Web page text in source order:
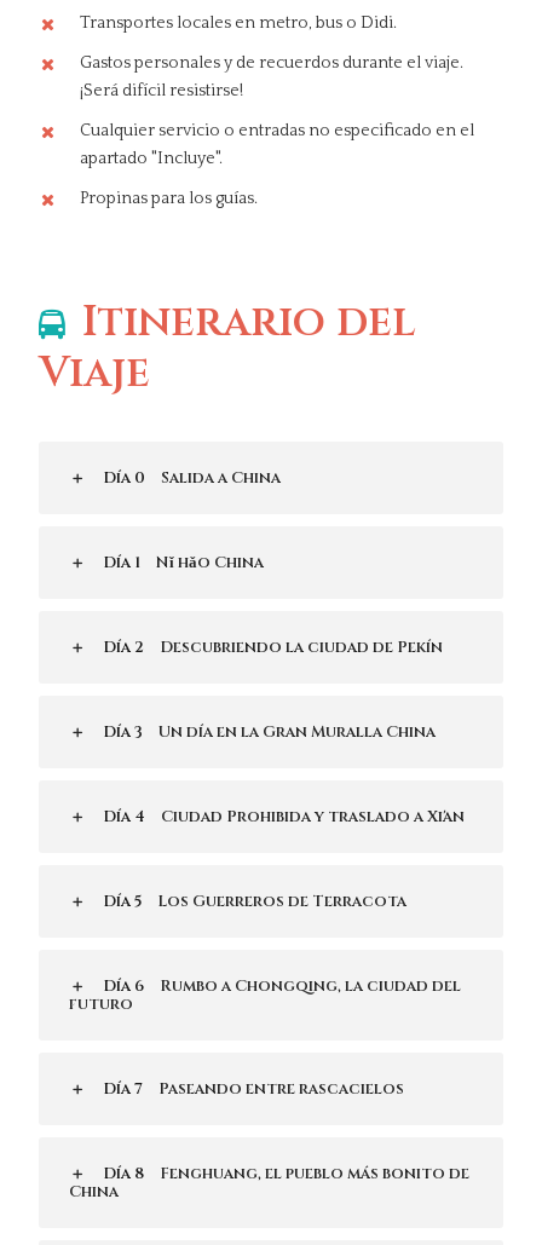
Transportes locales en metro, bus o Didi.
Gastos personales y de recuerdos durante el viaje.
¡Será difícil resistirse!
Cualquier servicio o entradas no especificado en el
apartado "Incluye".
Propinas para los guías.
Itinerario del
Viaje
Día 0 Salida a China
Día 1 Nǐ hǎo China
Día 2 Descubriendo la ciudad de Pekín
Día 3 Un día en la Gran Muralla China
Día 4 Ciudad Prohibida y traslado a Xi'an
Día 5 Los Guerreros de Terracota
Día 6
Rumbo a Chongqing, la ciudad del
futuro
Día 7 Paseando entre rascacielos
Día 8
Fenghuang, el pueblo más bonito de
China